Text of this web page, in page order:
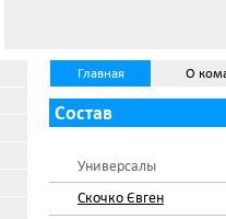
Главная О
Состав
Универсалы
Скочко Євген